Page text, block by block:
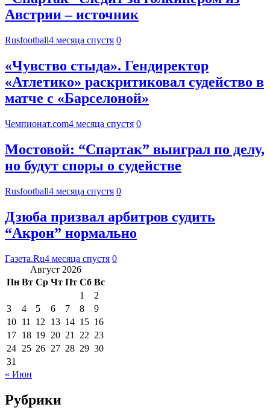
Австрии – источник
Rusfootball4 месяца спустя 0
«Чувство стыда». Гендиректор
«Атлетико» раскритиковал судейство в
матче с «Барселоной»
Чемпионат.com4 месяца спустя 0
Мостовой: “Спартак” выиграл по делу,
но будут споры о судействе
Rusfootball4 месяца спустя 0
Дзюба призвал арбитров судить
“Акрон” нормально
Газета.Ru4 месяца спустя 0
Август 2026
Пн Вт Ср Чт Пт Сб Вс
1
2
3
4 5 6 7 8
9
10 11 12 13 14 15 16
17 18 19 20 21 22 23
24 25 26 27 28 29 30
31
« Июн
Рубрики